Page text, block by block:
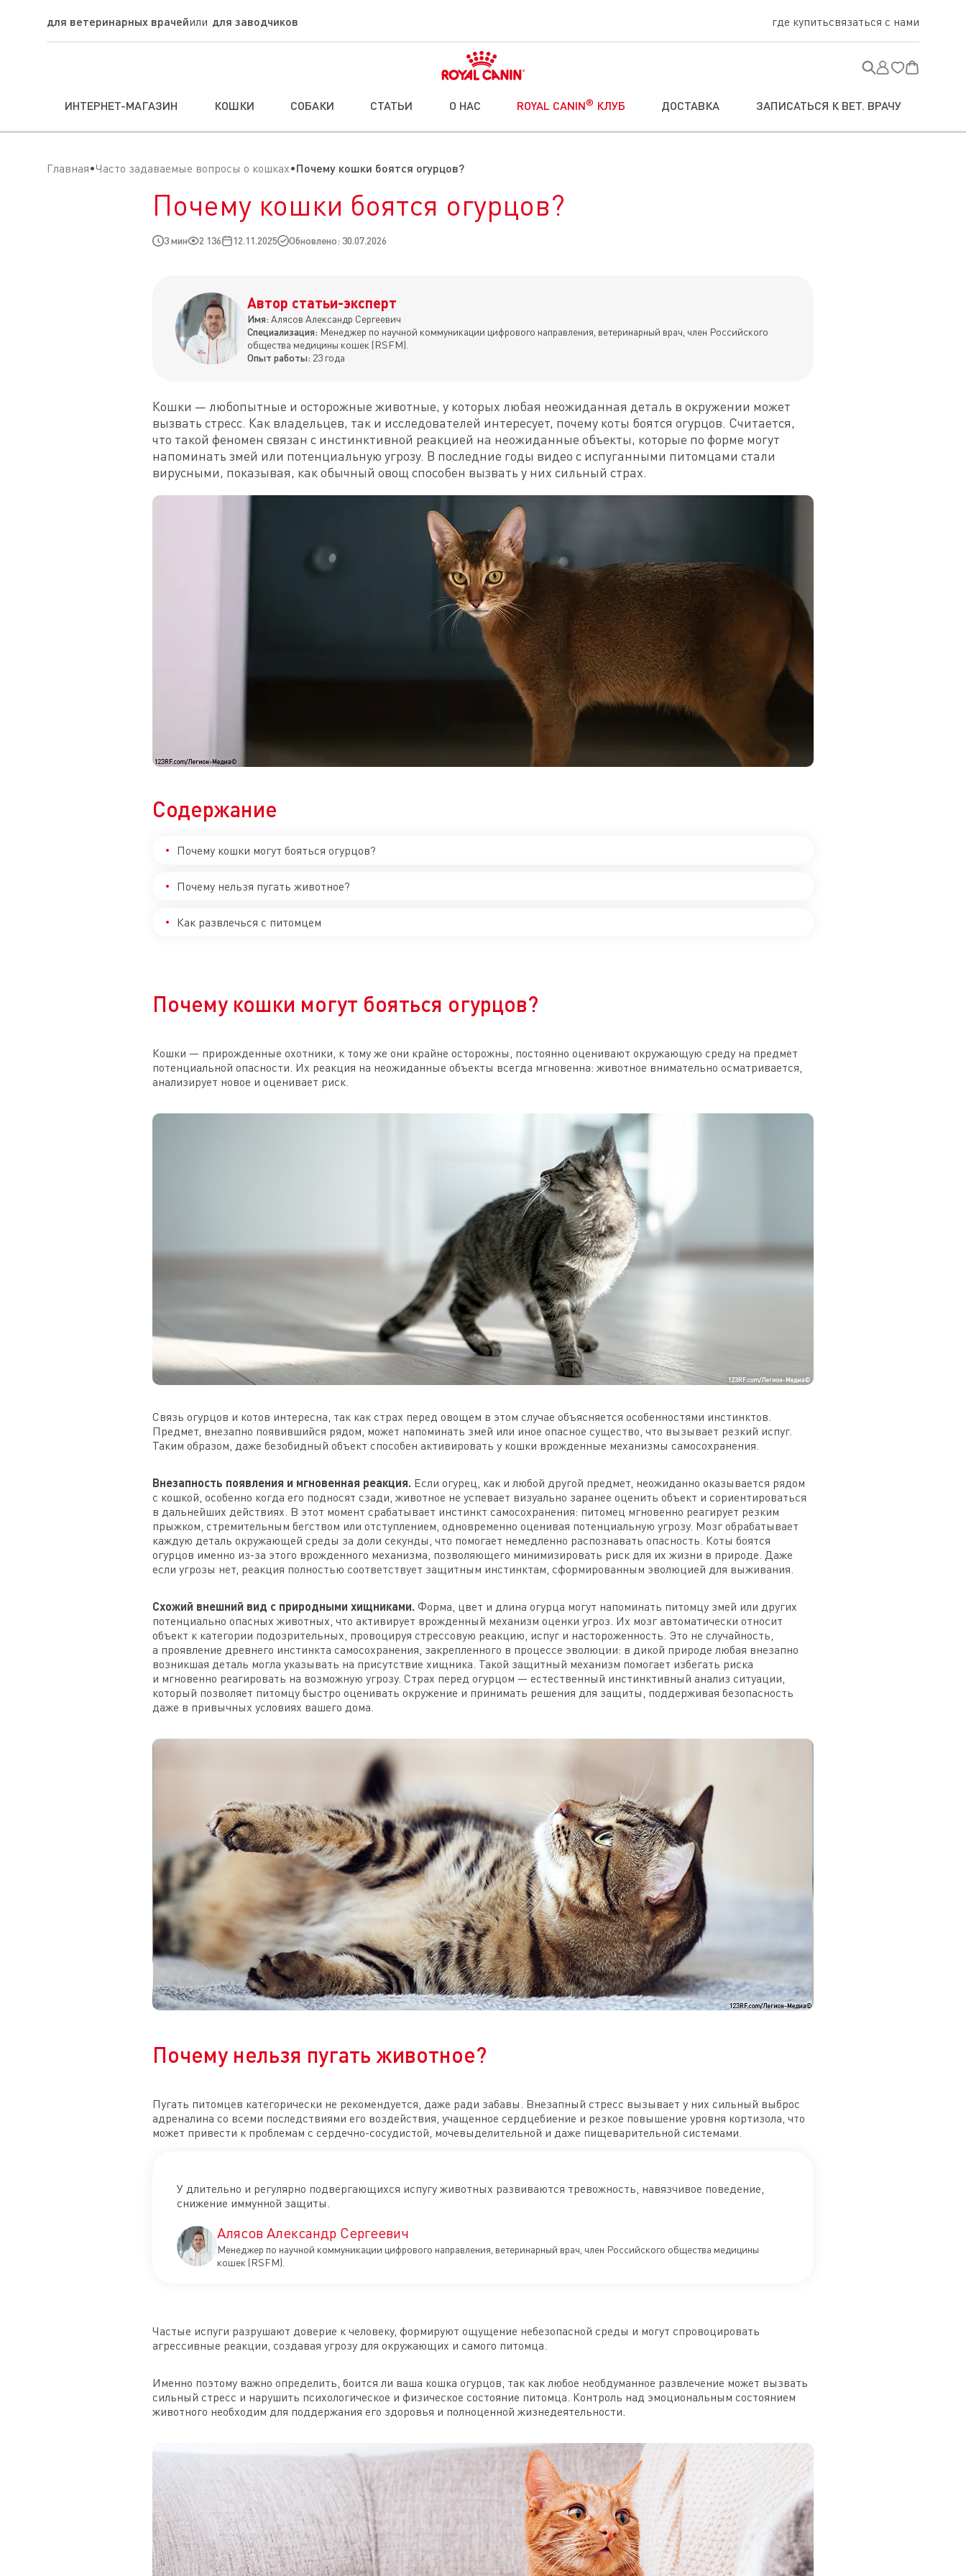
для ветеринарных врачей для заводчиков где купитьсвязаться с нами
ИНТЕРНЕТ-МАГАЗИН КОШКИ СОБАКИ СТАТЬИ О НАС ROYAL CANIN® КЛУБ ДОСТАВКА ЗАПИСАТЬСЯ К ВЕТ. ВРАЧУ
Главная Часто задаваемые вопросы о кошках Почему кошки боятся огурцов?
Почему кошки боятся огурцов?
3 мин 2 136 12.11.2025 Обновлено: 30.07.2026
Автор статьи-эксперт
Имя: Алясов Александр Сергеевич
Специализация: Менеджер по научной коммуникации цифрового направления, ветеринарный врач, член Российского
общества медицины кошек (RSFM).
Опыт работы: 23 года
Кошки — любопытные и осторожные животные, у которых любая неожиданная деталь в окружении может
вызвать стресс. Как владельцев, так и исследователей интересует, почему коты боятся огурцов. Считается,
что такой феномен связан с инстинктивной реакцией на неожиданные объекты, которые по форме могут
напоминать змей или потенциальную угрозу. В последние годы видео с испуганными питомцами стали
вирусными, показывая, как обычный овощ способен вызвать у них сильный страх.
Содержание
Почему кошки могут бояться огурцов?
Почему нельзя пугать животное?
Как развлечься с питомцем
Почему кошки могут бояться огурцов?
Кошки — прирожденные охотники, к тому же они крайне осторожны, постоянно оценивают окружающую среду на предмет
потенциальной опасности. Их реакция на неожиданные объекты всегда мгновенна: животное внимательно осматривается,
анализирует новое и оценивает риск.
Связь огурцов и котов интересна, так как страх перед овощем в этом случае объясняется особенностями инстинктов.
Предмет, внезапно появившийся рядом, может напоминать змей или иное опасное существо, что вызывает резкий испуг.
Таким образом, даже безобидный объект способен активировать у кошки врожденные механизмы самосохранения.
Внезапность появления и мгновенная реакция. Если огурец, как и любой другой предмет, неожиданно оказывается рядом
с кошкой, особенно когда его подносят сзади, животное не успевает визуально заранее оценить объект и сориентироваться
в дальнейших действиях. В этот момент срабатывает инстинкт самосохранения: питомец мгновенно реагирует резким
прыжком, стремительным бегством или отступлением, одновременно оценивая потенциальную угрозу. Мозг обрабатывает
каждую деталь окружающей среды за доли секунды, что помогает немедленно распознавать опасность. Коты боятся
огурцов именно из-за этого врожденного механизма, позволяющего минимизировать риск для их жизни в природе. Даже
если угрозы нет, реакция полностью соответствует защитным инстинктам, сформированным эволюцией для выживания.
Схожий внешний вид с природными хищниками. Форма, цвет и длина огурца могут напоминать питомцу змей или других
потенциально опасных животных, что активирует врожденный механизм оценки угроз. Их мозг автоматически относит
объект к категории подозрительных, провоцируя стрессовую реакцию, испуг и настороженность. Это не случайность,
а проявление древнего инстинкта самосохранения, закрепленного в процессе эволюции: в дикой природе любая внезапно
возникшая деталь могла указывать на присутствие хищника. Такой защитный механизм помогает избегать риска
и мгновенно реагировать на возможную угрозу. Страх перед огурцом — естественный инстинктивный анализ ситуации,
который позволяет питомцу быстро оценивать окружение и принимать решения для защиты, поддерживая безопасность
даже в привычных условиях вашего дома.
Почему нельзя пугать животное?
Пугать питомцев категорически не рекомендуется, даже ради забавы. Внезапный стресс вызывает у них сильный выброс
адреналина со всеми последствиями его воздействия, учащенное сердцебиение и резкое повышение уровня кортизола, что
может привести к проблемам с сердечно-сосудистой, мочевыделительной и даже пищеварительной системами.
У длительно и регулярно подвергающихся испугу животных развиваются тревожность, навязчивое поведение,
снижение иммунной защиты.
Алясов Александр Сергеевич
Менеджер по научной коммуникации цифрового направления, ветеринарный врач, член Российского общества медицины
кошек (RSFM).
Частые испуги разрушают доверие к человеку, формируют ощущение небезопасной среды и могут спровоцировать
агрессивные реакции, создавая угрозу для окружающих и самого питомца.
Именно поэтому важно определить, боится ли ваша кошка огурцов, так как любое необдуманное развлечение может вызвать
сильный стресс и нарушить психологическое и физическое состояние питомца. Контроль над эмоциональным состоянием
животного необходим для поддержания его здоровья и полноценной жизнедеятельности.